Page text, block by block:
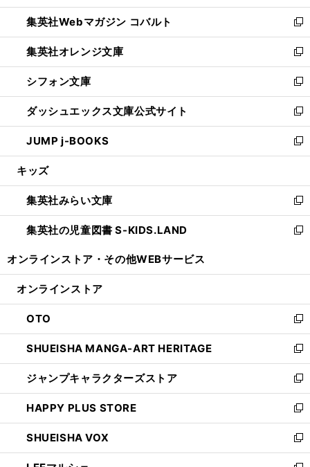
開
く
ウ
で
開
く
ン
ド
ウ
で
開
く
ウ
ィ
ン
ド
ウ
で
開
く
集英社Webマガジン コバルト
新
し
い
ウ
ィ
ン
ド
ウ
で
開
集英社オレンジ文庫
新
し
い
ウ
ィ
ン
ド
ウ
開
く
シフォン文庫
新
し
い
ウ
ィ
ン
ウ
で
開
く
ダッシュエックス文庫公式サイト
新
し
い
ウ
ン
ド
ウ
で
JUMP j-BOOKS
新
し
ウ
ィ
ン
ド
開
キッズ
集英社みらい文庫
新
し
い
ン
ウ
で
開
く
集英社の児童図書 S-KIDS.LAND
新
ウ
ン
ド
ウ
で
開
く
オンラインストア・ その他WEBサービス
オンラインストア
OTO
新
し
い
ウ
ィ
ン
ド
ウ
で
開
SHUEISHA MANGA-ART HERITAGE
新
し
い
ウ
ィ
ン
ド
ウ
ジャンプキャラクターズストア
新
し
い
ウ
ィ
ン
HAPPY PLUS STORE
新
し
い
ウ
SHUEISHA VOX
新
し